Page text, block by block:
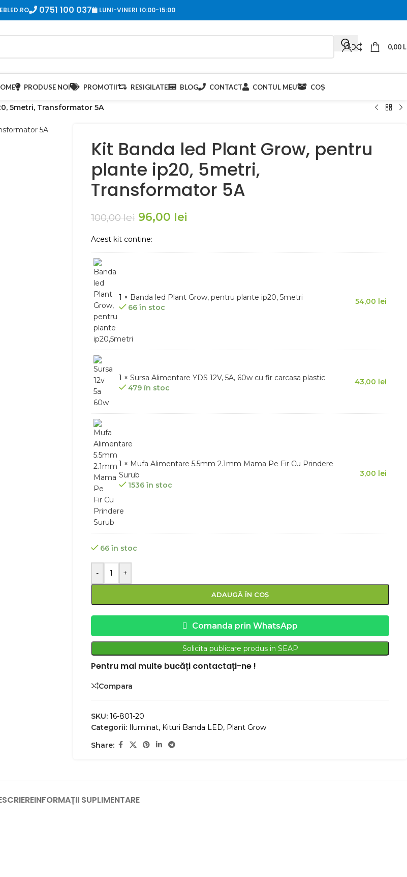
0751 100 037 LUNI-VINERI 10:00-15:00
0,00
PRODUSE NOI PROMOTII RESIGILATE BLOG CONTACT CONTUL MEU COȘ
5metri, Transformator 5A
Kit Banda led Plant Grow, pentru
plante ip20, 5metri,
Transformator 5A
100,00lei 96,00 lei
Acest kit contine:
1 × Banda led Plant Grow, pentru plante ip20, 5metri
66 în stoc
54,00 lei
1 × Sursa Alimentare YDS 12V, 5A, 60w cu fir carcasa plastic
479 în stoc
43,00 lei
1 × Mufa Alimentare 5.5mm 2.1mm Mama Pe Fir Cu Prindere
Surub
1536 în stoc
3,00 lei
66 în stoc
- +
ADAUGĂ ÎN COȘ
Comanda prin WhatsApp
Solicita publicare produs in SEAP
Pentru mai multe bucăți contactați-ne !
Compara
SKU: 16-801-20
Categorii: Iluminat, Kituri Banda LED, Plant Grow
Share:
INFORMAȚII SUPLIMENTARE